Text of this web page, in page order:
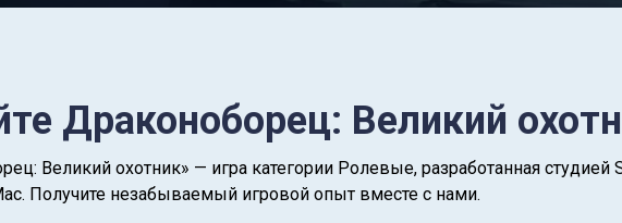
Драконоборец: Великий
Великий охотник» — игра категории Ролевые, разработанная
Получите незабываемый игровой опыт вместе с нами.